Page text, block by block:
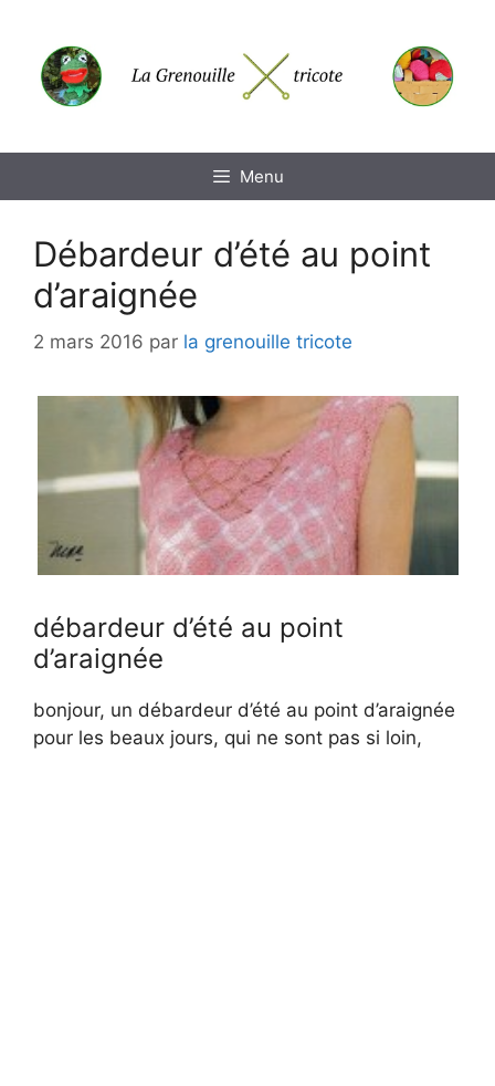
contenu
Menu
Débardeur d’été au point
d’araignée
2 mars 2016 par la grenouille tricote
débardeur d’été au point
d’araignée
bonjour, un débardeur d’été au point d’araignée
pour les beaux jours, qui ne sont pas si loin,